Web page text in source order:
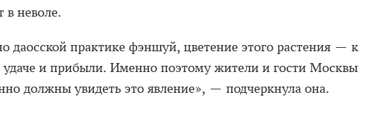
в неволе.
даосской практике фэншуй, цветение этого растения — к
и прибыли. Именно поэтому жители и гости Москвы
должны увидеть это явление», — подчеркнула она.